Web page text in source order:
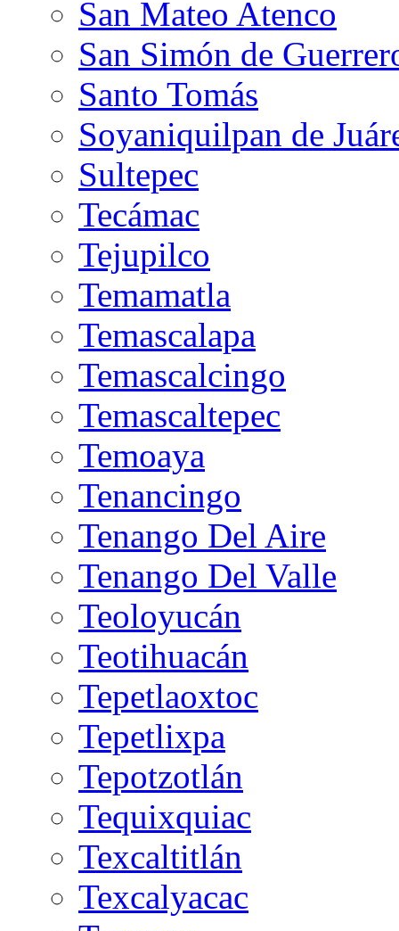
San Mateo Atenco
San Simón de
Santo Tomás
Soyaniquilpan de
Sultepec
Tecámac
Tejupilco
Temamatla
Temascalapa
Temascalcingo
Temascaltepec
Temoaya
Tenancingo
Tenango Del Aire
Tenango Del Valle
Teoloyucán
Teotihuacán
Tepetlaoxtoc
Tepetlixpa
Tepotzotlán
Tequixquiac
Texcaltitlán
Texcalyacac